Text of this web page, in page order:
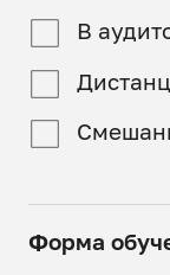
В
Форма